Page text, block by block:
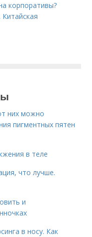
корпоративы?
них можно
пигментных пятен
в теле
что лучше.
и
в носу. Как